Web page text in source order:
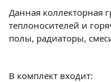
Данная коллекторная
теплоносителей и
полы, радиаторы,
В комплект входит: